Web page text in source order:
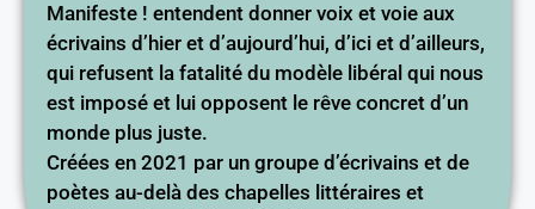
Manifeste ! entendent donner voix et voie aux
écrivains d’hier et d’aujourd’hui, d’ici et d’ailleurs,
qui refusent la fatalité du modèle libéral qui nous
est imposé et lui opposent le rêve concret d’un
monde plus juste.
Créées en 2021 par un groupe d’écrivains et de
poètes au-delà des chapelles littéraires et